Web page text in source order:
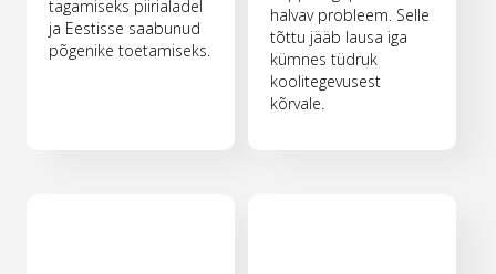
tagamiseks piirialadel
ja Eestisse saabunud
põgenike toetamiseks.
halvav probleem. Selle
tõttu jääb lausa iga
kümnes tüdruk
koolitegevusest
kõrvale.